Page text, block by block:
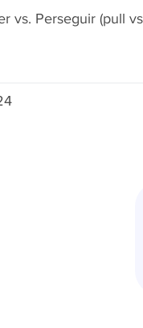
vs. Perseguir (pull